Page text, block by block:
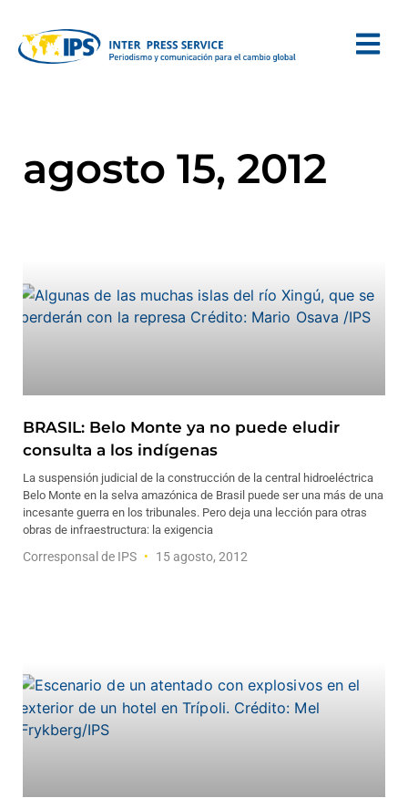
agosto 15, 2012
BRASIL: Belo Monte ya no puede eludir
consulta a los indígenas
La suspensión judicial de la construcción de la central hidroeléctrica
Belo Monte en la selva amazónica de Brasil puede ser una más de una
incesante guerra en los tribunales. Pero deja una lección para otras
obras de infraestructura: la exigencia
Corresponsal de IPS 15 agosto, 2012